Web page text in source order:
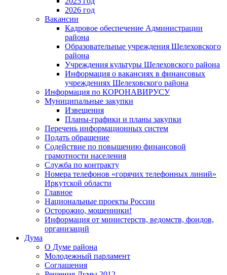
2026 год
Вакансии
Кадровое обеспечение Администрации
района
Образовательные учреждения Шелеховского
района
Учреждения культуры Шелеховского района
Информация о вакансиях в финансовых
учреждениях Шелеховского района
Информация по КОРОНАВИРУСУ
Муниципальные закупки
Извещения
Планы-графики и планы закупки
Перечень информационных систем
Подать обращение
Содействие по повышению финансовой
грамотности населения
Служба по контракту
Номера телефонов «горячих телефонных линий»
Иркутской области
Главное
Национальные проекты России
Осторожно, мошенники!
Информация от министерств, ведомств, фондов,
организаций
Дума
О Думе района
Молодежный парламент
Соглашения